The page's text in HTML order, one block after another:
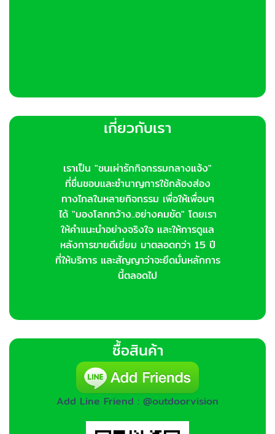
เกี่ยวกับเรา
เราเป็น "ชนเผ่ารักกิจกรรมกลางแจ้ง"
ที่ชื่นชอบและชำนาญการใช้กล้องส่อง
ทางไกลในหลายกิจกรรม เพื่อให้เพื่อนๆ
ได้ "มองโลกกว้าง..อย่างคมชัด" โดยเรา
ให้คำแนะนำอย่างจริงใจ และให้การดูแล
หลังการขายดีเยี่ยม มาตลอดกว่า 15 ปี
ที่ให้บริการ และสัญญาว่าจะยึดมั่นหลักการ
นี้ตลอดไป
ซื้อสินค้า
Add Line Friend : @outdoorvision